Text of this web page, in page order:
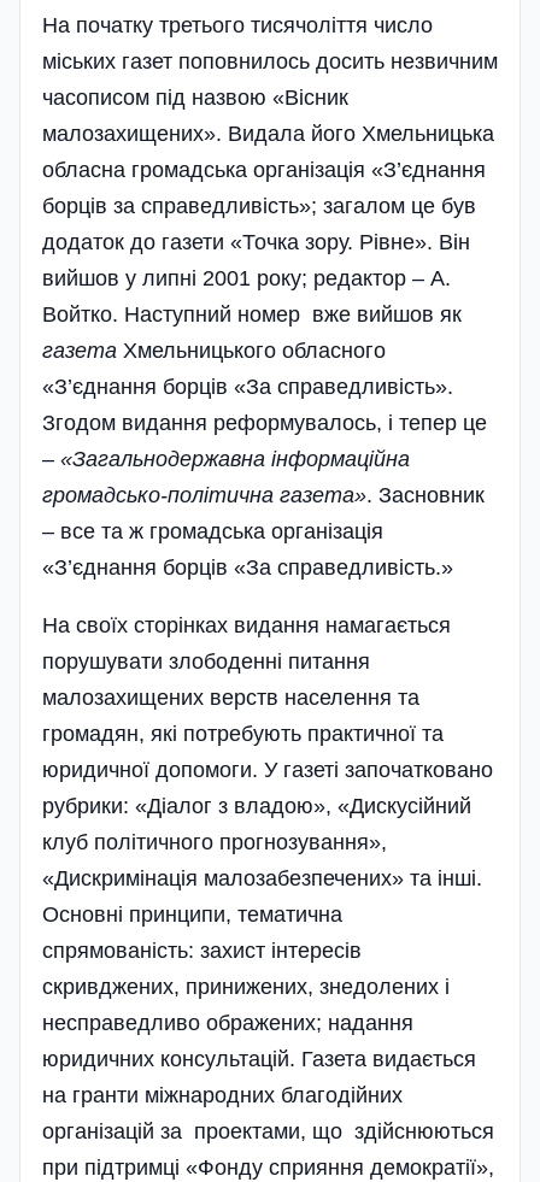
На початку третього тисячоліття число
міських газет поповнилось досить незвичним
часописом під назвою «Вісник
малозахищених». Видала його Хмельницька
обласна громадська організація «З’єднання
борців за справедливість»; загалом це був
додаток до газети «Точка зору. Рівне». Він
вийшов у липні 2001 року; редактор – А.
Войтко. Наступний номер вже вийшов як
газета Хмельницького обласного
«З’єднання борців «За справедливість».
Згодом видання реформувалось, і тепер це
– «Загальнодержавна інформаційна
громадсько-політична газета». Засновник
– все та ж громадська організація
«З’єднання борців «За справедливість.»
На своїх сторінках видання намагається
порушувати злободенні питання
малозахищених верств населення та
громадян, які потребують практичної та
юридичної допомоги. У газеті започатковано
рубрики: «Діалог з владою», «Дискусійний
клуб політичного прогнозування»,
«Дискримінація малозабезпечених» та інші.
Основні принципи, тематична
спрямованість: захист інтересів
скривджених, принижених, знедолених і
несправедливо ображених; надання
юридичних консультацій. Газета видається
на гранти міжнародних благодійних
організацій за проектами, що здійснюються
при підтримці «Фонду сприяння демократії»,